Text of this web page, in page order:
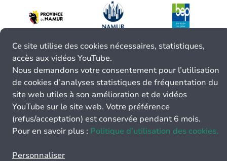
Ce site utilise des cookies nécessaires, statistiques,
accès aux vidéos YouTube.
Nous demandons votre consentement pour l’utilisation
de cookies d’analyses statistiques de fréquentation du
site web utiles à son amélioration et de vidéos
YouTube sur le site web. Votre préférence
(refus/acceptation) est conservée pendant 6 mois.
Pour en savoir plus : Politique d’utilisation des cookies.
Personnaliser